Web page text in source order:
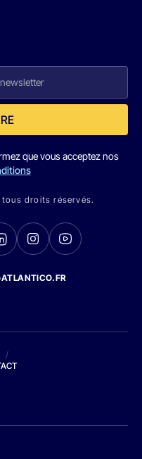
que vous acceptez nos
droits réservés.
/